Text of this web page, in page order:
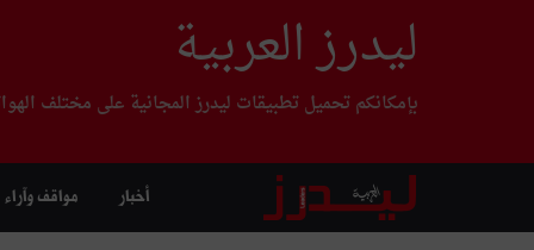
ليدرز العربية
بإمكانكم تحميل تطبيقات ليدرز المجانية على مختلف
أخبار مواقف وآراء